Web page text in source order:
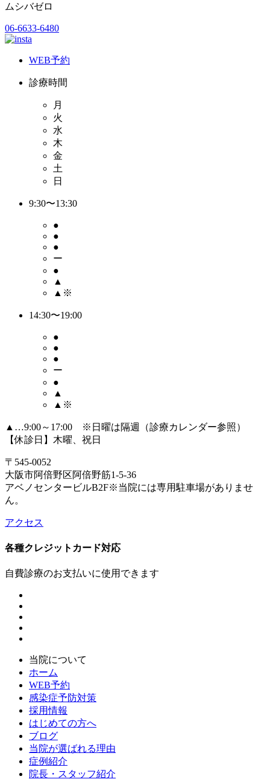
ムシバゼロ
06-6633-6480
WEB予約
診療時間
月
火
水
木
金
土
日
9:30〜13:30
●
●
●
ー
●
▲
▲※
14:30〜19:00
●
●
●
ー
●
▲
▲※
▲…9:00～17:00 ※日曜は隔週（診療カレンダー参照）
【休診日】木曜、祝日
〒545-0052
大阪市阿倍野区阿倍野筋1-5-36
アベノセンタービルB2F※当院には専用駐車場がありませ
ん。
アクセス
各種クレジットカード対応
自費診療のお支払いに使用できます
当院について
ホーム
WEB予約
感染症予防対策
採用情報
はじめての方へ
ブログ
当院が選ばれる理由
症例紹介
院長・スタッフ紹介